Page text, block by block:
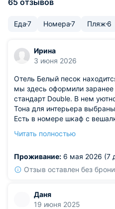
65 отзывов
Еда7 Номера7 Пляж 6
Ирина
3 июня 2026
Отель Белый песок
мы здесь оформили заранее
стандарт Double. В нем
Тона для интерьера
Есть в номере шкаф с
бассейн, доступный для
Читать полностью
Проживание: 6 мая 2026 (7
Отзыв оставлен без
Даня
19 июня 2025